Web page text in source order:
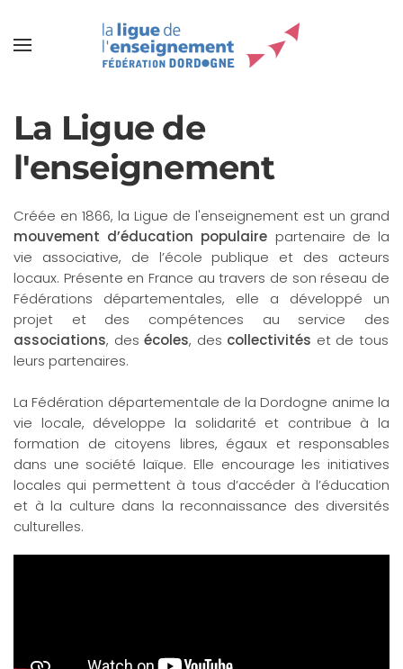
La Ligue de
l'enseignement
Créée en 1866, la Ligue de l'enseignement est un grand
mouvement d’éducation populaire partenaire de la
vie associative, de l’école publique et des acteurs
locaux. Présente en France au travers de son réseau de
Fédérations départementales, elle a développé un
projet et des compétences au service des
associations, des écoles, des collectivités et de tous
leurs partenaires.
La Fédération départementale de la Dordogne anime la
vie locale, développe la solidarité et contribue à la
formation de citoyens libres, égaux et responsables
dans une société laïque. Elle encourage les initiatives
locales qui permettent à tous d’accéder à l’éducation
et à la culture dans la reconnaissance des diversités
culturelles.